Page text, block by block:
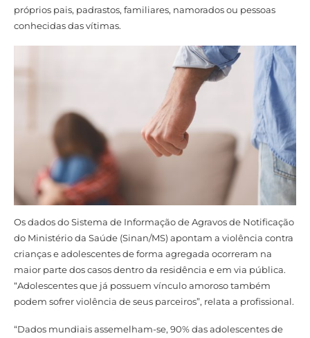
próprios pais, padrastos, familiares, namorados ou pessoas
conhecidas das vítimas.
Os dados do Sistema de Informação de Agravos de Notificação
do Ministério da Saúde (Sinan/MS) apontam a violência contra
crianças e adolescentes de forma agregada ocorreram na
maior parte dos casos dentro da residência e em via pública.
“Adolescentes que já possuem vínculo amoroso também
podem sofrer violência de seus parceiros”, relata a profissional.
“Dados mundiais assemelham-se, 90% das adolescentes de